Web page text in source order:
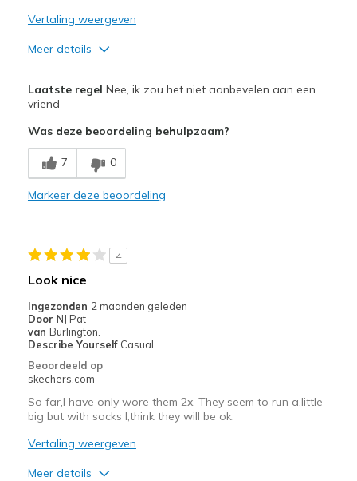
Vertaling weergeven
Meer details
Attractive Design
Durable
Stylish
Minpunten
Uncomfortable
Beste toepassingen
Casual Wear
Travel
Width
View On Shoes
Shoes are for Wearing
Laatste regel Nee, ik zou het niet aanbevelen aan een
vriend
Was deze beoordeling behulpzaam?
7 0
Markeer deze beoordeling
4
Look nice
Ingezonden 2 maanden geleden
Door NJ Pat
van Burlington.
Describe Yourself Casual
Beoordeeld op
skechers.com
So far,I have only wore them 2x. They seem to run a,little
big but with socks I,think they will be ok.
Vertaling weergeven
Meer details